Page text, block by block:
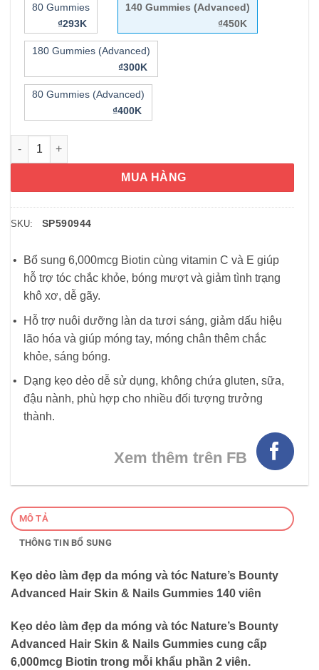
80 Gummies
₫293K
140 Gummies (Advanced)
₫450K
180 Gummies (Advanced)
₫300K
80 Gummies (Advanced)
₫400K
Kẹo dẻo làm đẹp da móng và tóc Nature’s Bounty Advanced
MUA HÀNG
SKU: SP590944
Bổ sung 6,000mcg Biotin cùng vitamin C và E giúp
hỗ trợ tóc chắc khỏe, bóng mượt và giảm tình trạng
khô xơ, dễ gãy.
Hỗ trợ nuôi dưỡng làn da tươi sáng, giảm dấu hiệu
lão hóa và giúp móng tay, móng chân thêm chắc
khỏe, sáng bóng.
Dạng kẹo dẻo dễ sử dụng, không chứa gluten, sữa,
đậu nành, phù hợp cho nhiều đối tượng trưởng
thành.
Xem thêm trên FB
MÔ TẢ
THÔNG TIN BỔ SUNG
Kẹo dẻo làm đẹp da móng và tóc Nature’s Bounty
Advanced Hair Skin & Nails Gummies 140 viên
Kẹo dẻo làm đẹp da móng và tóc Nature’s Bounty
Advanced Hair Skin & Nails Gummies cung cấp
6,000mcg Biotin trong mỗi khẩu phần 2 viên.